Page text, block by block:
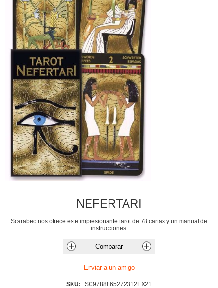
NEFERTARI
Scarabeo nos ofrece este impresionante tarot de 78 cartas y un manual de
instrucciones.
SKU: SC9788865272312EX21